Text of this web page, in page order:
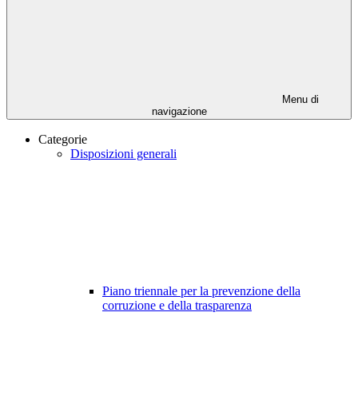
Menu di
navigazione
Categorie
Disposizioni generali
Piano triennale per la prevenzione della
corruzione e della trasparenza